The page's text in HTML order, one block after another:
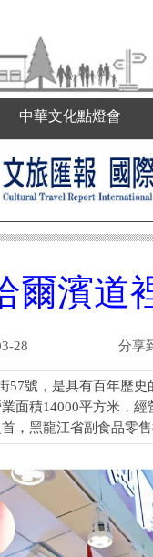
中華文化點燈會
爾濱道
28 分享
號，是具有百年歷
面積14000平方米，
，黑龍江省副食品零售